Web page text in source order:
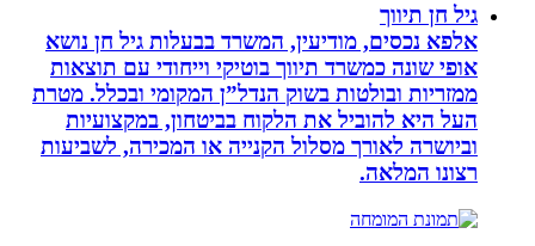
גיל חן תיווך
אלפא נכסים, מודיעין, המשרד בבעלות גיל חן נושא
אופי שונה כמשרד תיווך בוטיקי וייחודי עם תוצאות
ממזריות ובולטות בשוק הנדל”ן המקומי ובכלל. מטרת
העל היא להוביל את הלקוח בביטחון, במקצועיות
וביושרה לאורך מסלול הקנייה או המכירה, לשביעות
רצונו המלאה.